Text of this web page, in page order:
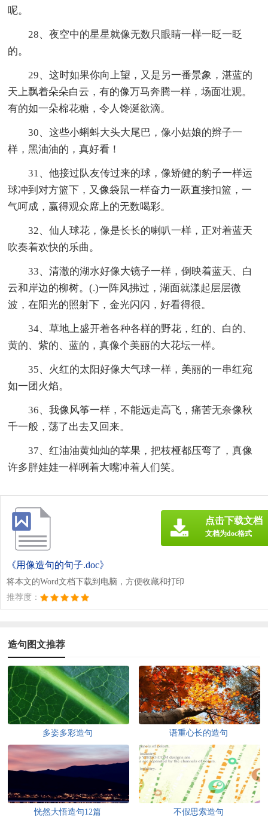
呢。
28、夜空中的星星就像无数只眼睛一样一眨一眨
的。
29、这时如果你向上望，又是另一番景象，湛蓝的
天上飘着朵朵白云，有的像万马奔腾一样，场面壮观。
有的如一朵棉花糖，令人馋涎欲滴。
30、这些小蝌蚪大头大尾巴，像小姑娘的辫子一
样，黑油油的，真好看！
31、他接过队友传过来的球，像矫健的豹子一样运
球冲到对方篮下，又像袋鼠一样奋力一跃直接扣篮，一
气呵成，赢得观众席上的无数喝彩。
32、仙人球花，像是长长的喇叭一样，正对着蓝天
吹奏着欢快的乐曲。
33、清澈的湖水好像大镜子一样，倒映着蓝天、白
云和岸边的柳树。(.)一阵风拂过，湖面就漾起层层微
波，在阳光的照射下，金光闪闪，好看得很。
34、草地上盛开着各种各样的野花，红的、白的、
黄的、紫的、蓝的，真像个美丽的大花坛一样。
35、火红的太阳好像大气球一样，美丽的一串红宛
如一团火焰。
36、我像风筝一样，不能远走高飞，痛苦无奈像秋
千一般，荡了出去又回来。
37、红油油黄灿灿的苹果，把枝桠都压弯了，真像
许多胖娃娃一样咧着大嘴冲着人们笑。
《用像造句的句子.doc》
将本文的Word文档下载到电脑，方便收藏和打印
推荐度：
点击下载文档
文档为doc格式
造句图文推荐
多姿多彩造句 语重心长的造句
恍然大悟造句12篇 不假思索造句